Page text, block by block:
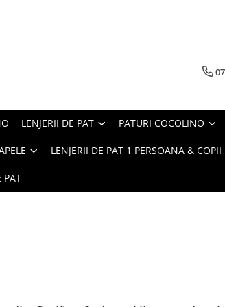
LENJERII DE PAT PATURI COCOLINO
LENJERII DE PAT 1 PERSOANA & COPII
PAT